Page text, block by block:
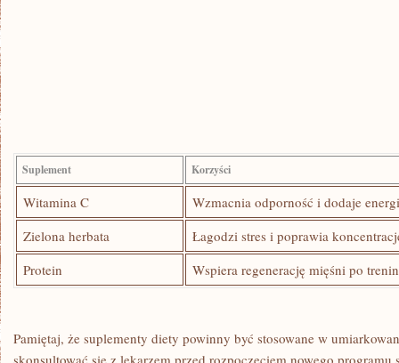
Suplement Korzyści
Witamina C
Wzmacnia odporność i dodaje
Zielona herbata
Łagodzi stres i poprawia
Protein
Wspiera regenerację mięśni po
Pamiętaj, że suplementy⁢ diety powinny być​ stosowane w
‌skonsultować się⁣ z lekarzem przed rozpoczęciem nowego